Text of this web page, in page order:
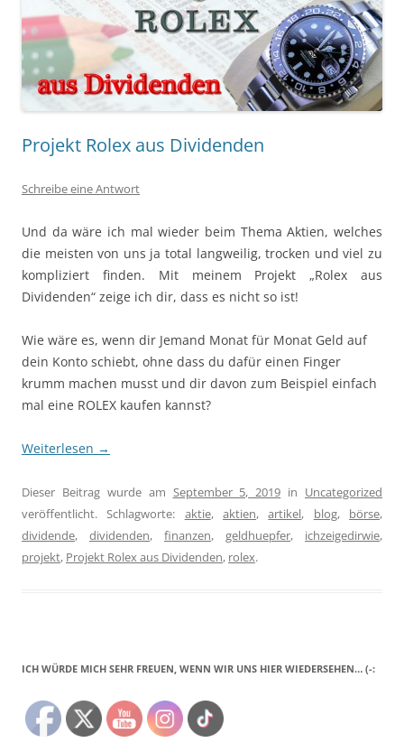
Projekt Rolex aus Dividenden
Schreibe eine Antwort
Und da wäre ich mal wieder beim Thema Aktien, welches
die meisten von uns ja total langweilig, trocken und viel zu
kompliziert finden. Mit meinem Projekt „Rolex aus
Dividenden“ zeige ich dir, dass es nicht so ist!
Wie wäre es, wenn dir Jemand Monat für Monat Geld auf
dein Konto schiebt, ohne dass du dafür einen Finger
krumm machen musst und dir davon zum Beispiel einfach
mal eine ROLEX kaufen kannst?
Weiterlesen →
Dieser Beitrag wurde am September 5, 2019 in Uncategorized
veröffentlicht. Schlagworte: aktie,aktien,artikel, blog, börse,
dividende, dividenden, finanzen, geldhuepfer, ichzeigedirwie,
projekt, Projekt Rolex aus Dividenden, rolex.
ICH WÜRDE MICH SEHR FREUEN, WENN WIR UNS HIER WIEDERSEHEN… (-: